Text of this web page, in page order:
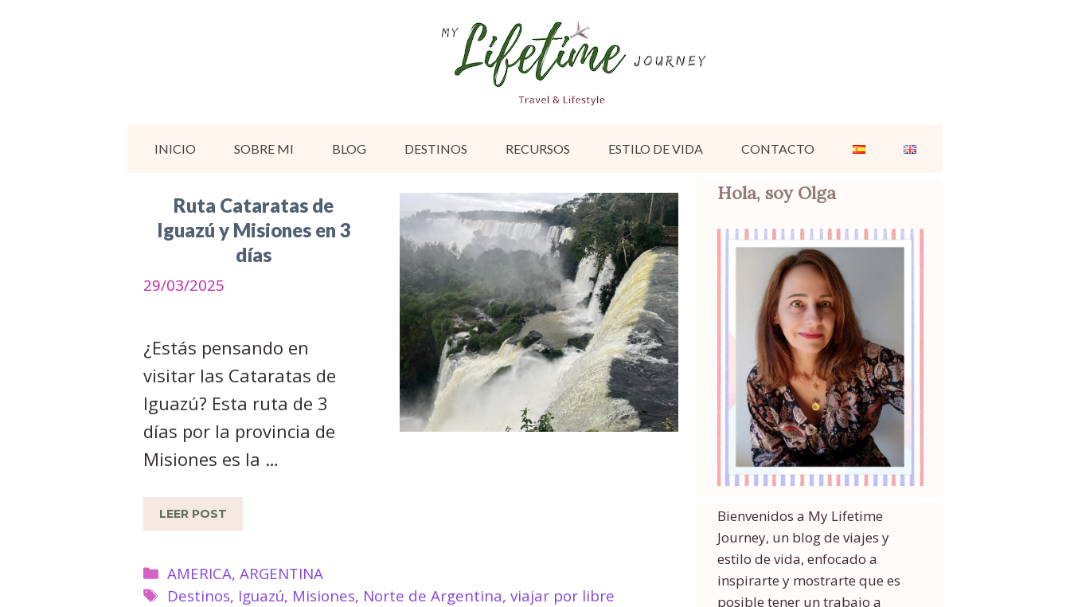
INICIO SOBRE MI BLOG DESTINOS RECURSOS ESTILO DE VIDA CONTACTO
Ruta Cataratas de
Iguazú y Misiones en 3
días
29/03/2025
¿Estás pensando en
visitar las Cataratas de
Iguazú? Esta ruta de 3
días por la provincia de
Misiones es la …
LEER POST
Categorías
AMERICA, ARGENTINA
Etiquetas
Destinos, Iguazú, Misiones, Norte de Argentina, viajar por libre
Hola, soy Olga
Bienvenidos a My Lifetime
Journey, un blog de viajes y
estilo de vida, enfocado a
inspirarte y mostrarte que es
posible tener un trabajo a